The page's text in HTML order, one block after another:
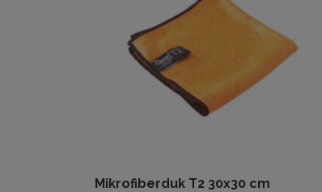
Mikrofiberduk T2 30x30 cm